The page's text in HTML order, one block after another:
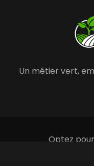
Un métier vert,
Optez